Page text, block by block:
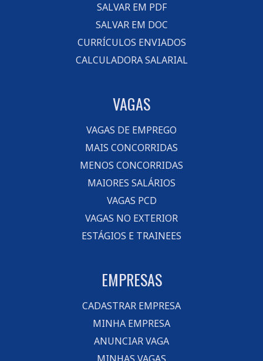
SALVAR EM PDF
SALVAR EM DOC
CURRÍCULOS ENVIADOS
CALCULADORA SALARIAL
VAGAS
VAGAS DE EMPREGO
MAIS CONCORRIDAS
MENOS CONCORRIDAS
MAIORES SALÁRIOS
VAGAS PCD
VAGAS NO EXTERIOR
ESTÁGIOS E TRAINEES
EMPRESAS
CADASTRAR EMPRESA
MINHA EMPRESA
ANUNCIAR VAGA